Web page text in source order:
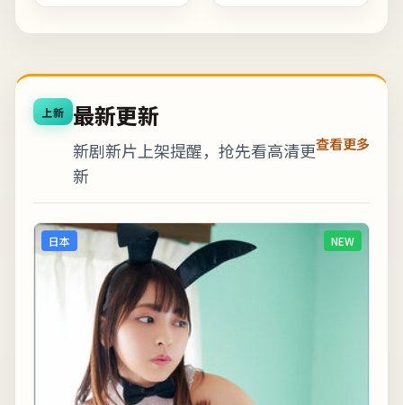
上新 最新更新
新剧新片上架提醒，抢先看高清更
新
查看更多
日本 NEW